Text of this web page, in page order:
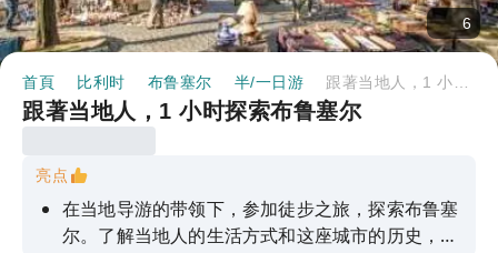
6
首頁 比利时 布鲁塞尔 半/一日游
跟著当地人，1 小时探索布鲁塞尔
亮点
在当地导游的带领下，参加徒步之旅，探索布鲁塞
尔。了解当地人的生活方式和这座城市的历史，以